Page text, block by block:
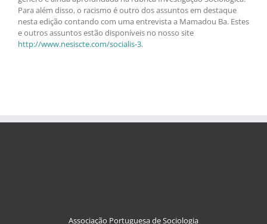
Para além disso, o racismo é outro dos assuntos em destaque
nesta edição contando com uma entrevista a Mamadou Ba. Estes
e outros assuntos estão disponíveis no nosso site
http://www.nesiscte.com/socialis-3.
Associação Portuguesa de Sociologia